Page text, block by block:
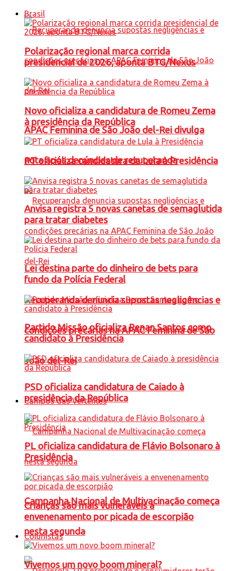
APAC Feminina de São João del-Rei divulga
nota após denúncias de recuperanda
Recuperanda denuncia supostas negligências e
condições precárias na APAC Feminina de São
João del-Rei
Campos das Vertentes
Campanha Nacional de Multivacinação começa
nesta segunda
Brasil
Polarização regional marca corrida
presidencial de 2026, aponta BTG/Nexus
Novo oficializa a candidatura de Romeu Zema
à presidência da República
PT oficializa candidatura de Lula à Presidência
Anvisa registra 5 novas canetas de semaglutida
para tratar diabetes
Lei destina parte do dinheiro de bets para
fundo da Polícia Federal
Partido Missão oficializa Renan Santos como
candidato à Presidência
PSD oficializa candidatura de Caiado à
presidência da República
PL oficializa candidatura de Flávio Bolsonaro à
Presidência
Crianças são mais vulneráveis a
envenenamento por picada de escorpião
Colunistas
Vivemos um novo boom mineral?